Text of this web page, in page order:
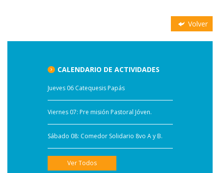
Volver
CALENDARIO DE ACTIVIDADES
Jueves 06 Catequesis Papás
Viernes 07: Pre misión Pastoral Jóven.
Sábado 08: Comedor Solidario 8vo A y B.
Ver Todos